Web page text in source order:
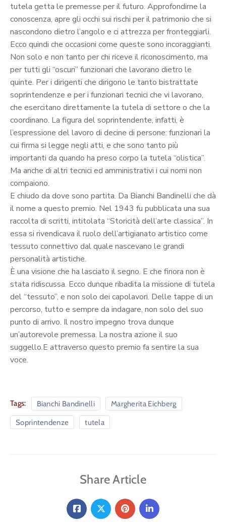
tutela getta le premesse per il futuro. Approfondirne la
conoscenza, apre gli occhi sui rischi per il patrimonio che si
nascondono dietro l’angolo e ci attrezza per fronteggiarli.
Ecco quindi che occasioni come queste sono incoraggianti.
Non solo e non tanto per chi riceve il riconoscimento, ma
per tutti gli “oscuri” funzionari che lavorano dietro le
quinte. Per i dirigenti che dirigono le tanto bistrattate
soprintendenze e per i funzionari tecnici che vi lavorano,
che esercitano direttamente la tutela di settore o che la
coordinano. La figura del soprintendente, infatti, è
l’espressione del lavoro di decine di persone: funzionari la
cui firma si legge negli atti, e che sono tanto più
importanti da quando ha preso corpo la tutela “olistica”.
Ma anche di altri tecnici ed amministrativi i cui nomi non
compaiono.
E chiudo da dove sono partita. Da Bianchi Bandinelli che dà
il nome a questo premio. Nel 1943 fu pubblicata una sua
raccolta di scritti, intitolata “Storicità dell’arte classica”. In
essa si rivendicava il ruolo dell’artigianato artistico come
tessuto connettivo dal quale nascevano le grandi
personalità artistiche.
È una visione che ha lasciato il segno. E che finora non è
stata ridiscussa. Ecco dunque ribadita la missione di tutela
del “tessuto”, e non solo dei capolavori. Delle tappe di un
percorso, tutto e sempre da indagare, non solo del suo
punto di arrivo. Il nostro impegno trova dunque
un’autorevole premessa. La nostra azione il suo
suggello.E attraverso questo premio fa sentire la sua
voce.
Tags: Bianchi Bandinelli Margherita Eichberg
Soprintendenze tutela
Share Article